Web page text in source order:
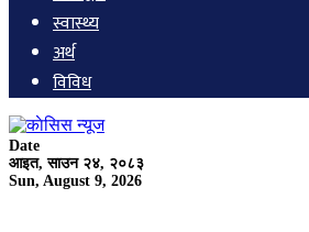
स्वास्थ्य
अर्थ
विविध
Date
आइत, साउन २४, २०८३
Sun, August 9, 2026